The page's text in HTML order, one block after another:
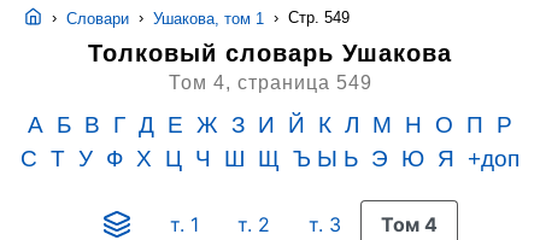
› Словари › Ушакова, том 1 › Стр. 549
Толковый словарь Ушакова
Том 4, страница 549
А Б В Г Д Е Ж З И Й К Л М Н О П
Р
С Т У Ф Х Ц Ч Ш Щ Ъ Ы Ь Э Ю Я +доп
т. 1 т. 2 т. 3 Том 4